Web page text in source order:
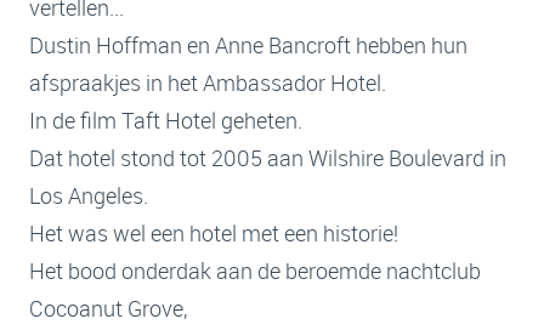
vertellen...
Dustin Hoffman en Anne Bancroft hebben hun
afspraakjes in het Ambassador Hotel.
In de film Taft Hotel geheten.
Dat hotel stond tot 2005 aan Wilshire Boulevard in
Los Angeles.
Het was wel een hotel met een historie!
Het bood onderdak aan de beroemde nachtclub
Cocoanut Grove,